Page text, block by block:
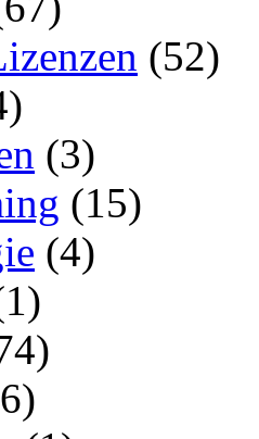
(52)
(3)
(15)
(4)